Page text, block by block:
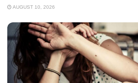
AUGUST 10, 2026